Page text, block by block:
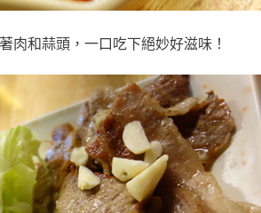
肉和蒜頭，一口吃下絕妙好滋味！